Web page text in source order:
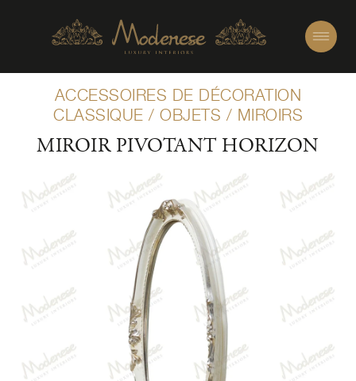
ACCESSOIRES DE DÉCORATION
CLASSIQUE / OBJETS / MIROIRS
MIROIR PIVOTANT HORIZON